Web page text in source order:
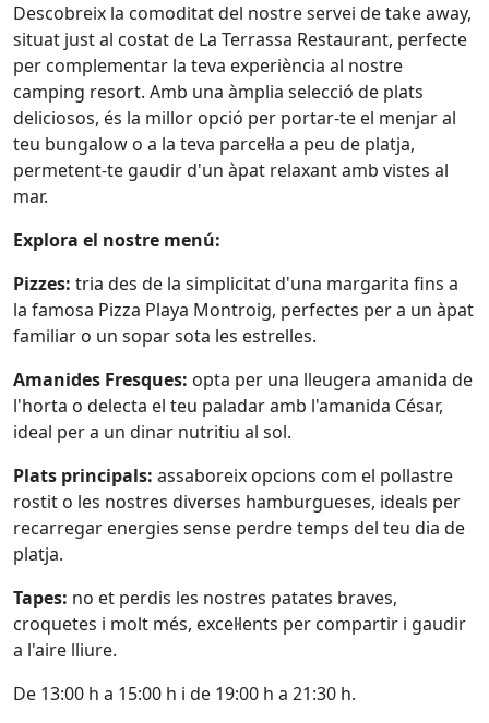
Descobreix la comoditat del nostre servei de take away,
situat just al costat de La Terrassa Restaurant, perfecte
per complementar la teva experiència al nostre
camping resort. Amb una àmplia selecció de plats
deliciosos, és la millor opció per portar-te el menjar al
teu bungalow o a la teva parcel·la a peu de platja,
permetent-te gaudir d'un àpat relaxant amb vistes al
mar.
Explora el nostre menú:
Pizzes: tria des de la simplicitat d'una margarita fins a
la famosa Pizza Playa Montroig, perfectes per a un àpat
familiar o un sopar sota les estrelles.
Amanides Fresques: opta per una lleugera amanida de
l'horta o delecta el teu paladar amb l'amanida César,
ideal per a un dinar nutritiu al sol.
Plats principals: assaboreix opcions com el pollastre
rostit o les nostres diverses hamburgueses, ideals per
recarregar energies sense perdre temps del teu dia de
platja.
Tapes: no et perdis les nostres patates braves,
croquetes i molt més, excel·lents per compartir i gaudir
a l'aire lliure.
De 13:00 h a 15:00 h i de 19:00 h a 21:30 h.